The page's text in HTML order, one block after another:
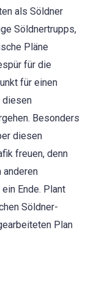
als Söldner
Söldnertrupps,
Pläne
für die
für einen
diesen
Besonders
diesen
freuen, denn
anderen
Ende. Plant
Söldner-
Plan